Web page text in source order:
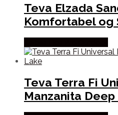
Teva Elzada
Komfortabel og
Teva Terra Fi
Manzanita Deep